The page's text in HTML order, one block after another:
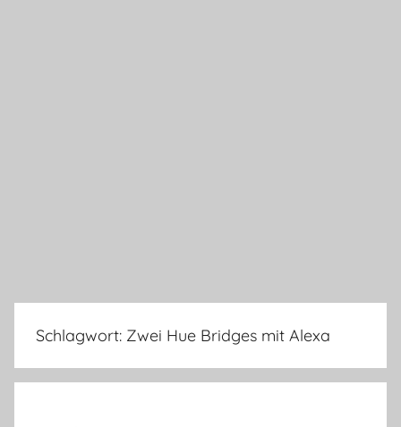
Schlagwort: Zwei Hue Bridges mit Alexa